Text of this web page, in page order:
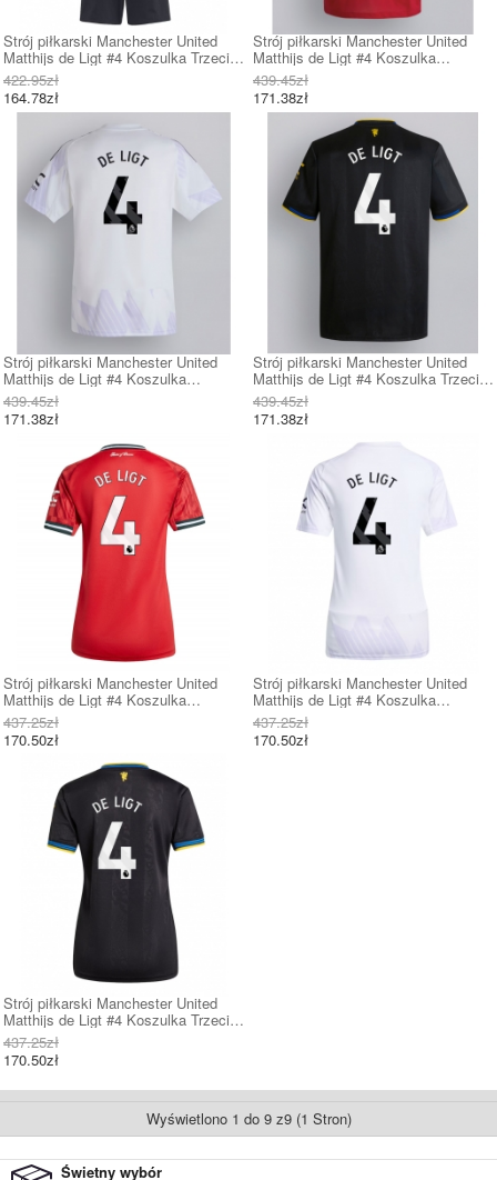
Strój piłkarski Manchester United
Matthijs de Ligt #4 Koszulka Trzeciej
dziecięce 2025-26 Krótki Rękaw (+
Krótkie spodenki)
422.95zł
164.78zł
Strój piłkarski Manchester United
Matthijs de Ligt #4 Koszulka
Podstawowej 2025-26 Krótki Rękaw
439.45zł
171.38zł
Strój piłkarski Manchester United
Matthijs de Ligt #4 Koszulka
Wyjazdowej 2025-26 Krótki Rękaw
439.45zł
171.38zł
Strój piłkarski Manchester United
Matthijs de Ligt #4 Koszulka Trzeciej
2025-26 Krótki Rękaw
439.45zł
171.38zł
Strój piłkarski Manchester United
Matthijs de Ligt #4 Koszulka
Podstawowej damskie 2025-26 Krótki
Rękaw
437.25zł
170.50zł
Strój piłkarski Manchester United
Matthijs de Ligt #4 Koszulka
Wyjazdowej damskie 2025-26 Krótki
Rękaw
437.25zł
170.50zł
Strój piłkarski Manchester United
Matthijs de Ligt #4 Koszulka Trzeciej
damskie 2025-26 Krótki Rękaw
437.25zł
170.50zł
Wyświetlono 1 do 9 z9 (1 Stron)
Świetny wybór